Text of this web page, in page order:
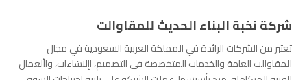
شركة نخبة البناء الحديث للمقاوالت
تعتبر من الشركات الرائدة في المملكة العربية السعودية في مجال
المقاوالت العامة والخدمات المتخصصة في التصميم، اإلنشاءات، واألعمال